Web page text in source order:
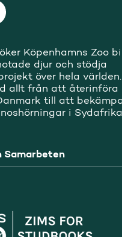
Köpenhamns Zoo
djur och stödja
över hela
allt från att återinföra
till att
i
Samarbeten